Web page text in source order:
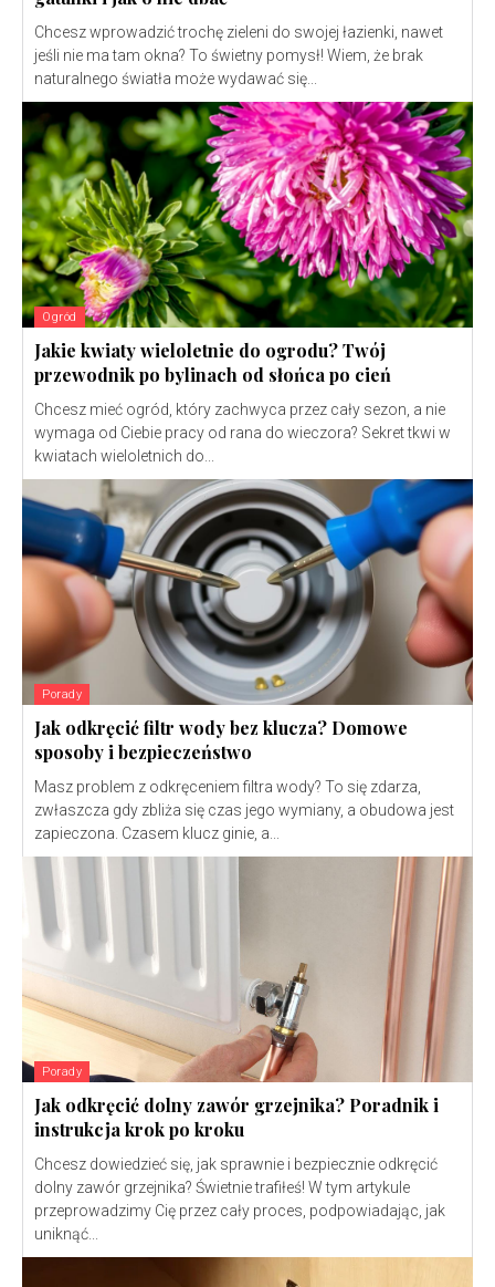
Chcesz wprowadzić trochę zieleni do swojej łazienki, nawet
jeśli nie ma tam okna? To świetny pomysł! Wiem, że brak
naturalnego światła może wydawać się...
Ogród
Jakie kwiaty wieloletnie do ogrodu? Twój
przewodnik po bylinach od słońca po cień
Chcesz mieć ogród, który zachwyca przez cały sezon, a nie
wymaga od Ciebie pracy od rana do wieczora? Sekret tkwi w
kwiatach wieloletnich do...
Porady
Jak odkręcić filtr wody bez klucza? Domowe
sposoby i bezpieczeństwo
Masz problem z odkręceniem filtra wody? To się zdarza,
zwłaszcza gdy zbliża się czas jego wymiany, a obudowa jest
zapieczona. Czasem klucz ginie, a...
Porady
Jak odkręcić dolny zawór grzejnika? Poradnik i
instrukcja krok po kroku
Chcesz dowiedzieć się, jak sprawnie i bezpiecznie odkręcić
dolny zawór grzejnika? Świetnie trafiłeś! W tym artykule
przeprowadzimy Cię przez cały proces, podpowiadając, jak
uniknąć...